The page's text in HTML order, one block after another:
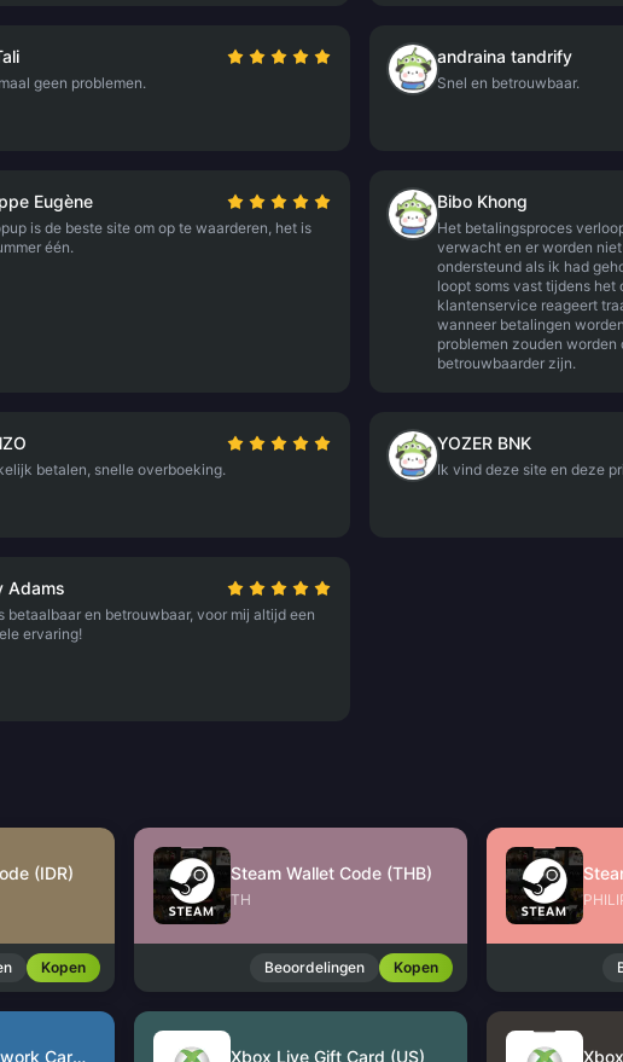
geen problemen.
andraina tandrify
Snel en betrouwbaar.
Eugène
is de beste site om op te waarderen, het is
één.
Bibo Khong
Het betalingsproces
verwacht en er worden
ondersteund als ik had
loopt soms vast tijdens het
klantenservice reageert
wanneer betalingen
problemen zouden
betrouwbaarder zijn.
betalen, snelle overboeking.
YOZER BNK
Ik vind deze site en deze
Adams
betaalbaar en betrouwbaar, voor mij altijd een
ervaring!
(IDR)
Kopen
Steam Wallet Code (THB)
TH
Beoordelingen Kopen
PlayStation Network Card (HK) Xbox Live Gift Card (US)